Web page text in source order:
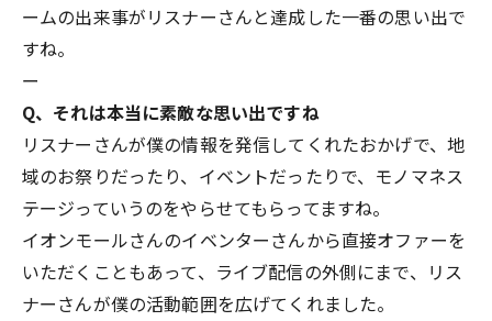
ームの出来事がリスナーさんと達成した一番の思い出で
すね。
ー
Q、それは本当に素敵な思い出ですね
リスナーさんが僕の情報を発信してくれたおかげで、地
域のお祭りだったり、イベントだったりで、モノマネス
テージっていうのをやらせてもらってますね。
イオンモールさんのイベンターさんから直接オファーを
いただくこともあって、ライブ配信の外側にまで、リス
ナーさんが僕の活動範囲を広げてくれました。